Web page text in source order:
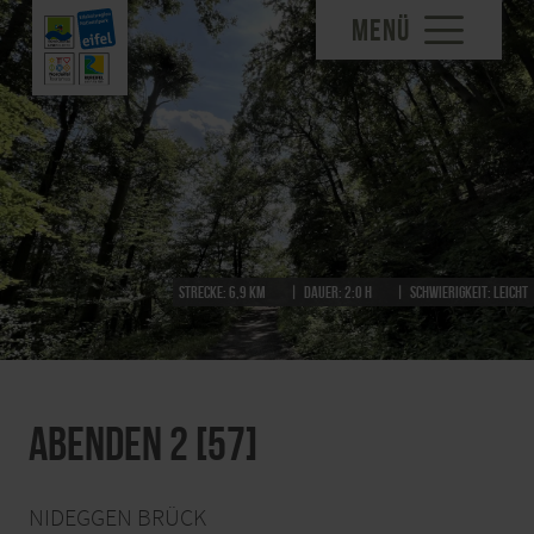
MENÜ
Strecke: 6,9 km Dauer: 2:0 h Schwierigkeit: leicht
Abenden 2 [57]
NIDEGGEN BRÜCK